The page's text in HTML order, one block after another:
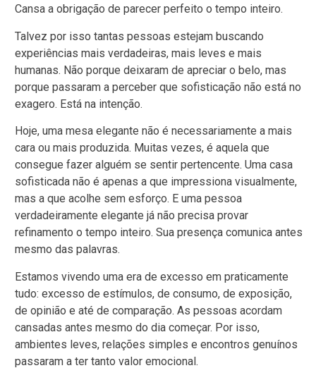
Cansa a obrigação de parecer perfeito o tempo inteiro.
Talvez por isso tantas pessoas estejam buscando
experiências mais verdadeiras, mais leves e mais
humanas. Não porque deixaram de apreciar o belo, mas
porque passaram a perceber que sofisticação não está no
exagero. Está na intenção.
Hoje, uma mesa elegante não é necessariamente a mais
cara ou mais produzida. Muitas vezes, é aquela que
consegue fazer alguém se sentir pertencente. Uma casa
sofisticada não é apenas a que impressiona visualmente,
mas a que acolhe sem esforço. E uma pessoa
verdadeiramente elegante já não precisa provar
refinamento o tempo inteiro. Sua presença comunica antes
mesmo das palavras.
Estamos vivendo uma era de excesso em praticamente
tudo: excesso de estímulos, de consumo, de exposição,
de opinião e até de comparação. As pessoas acordam
cansadas antes mesmo do dia começar. Por isso,
ambientes leves, relações simples e encontros genuínos
passaram a ter tanto valor emocional.